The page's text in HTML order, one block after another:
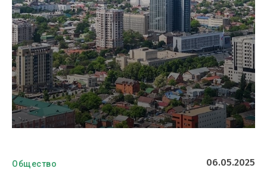
Общество 06.05.2025